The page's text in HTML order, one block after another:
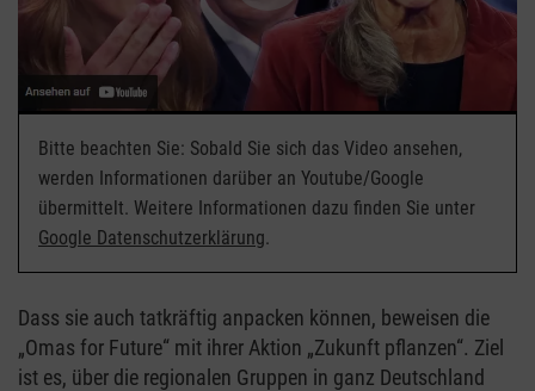
Bitte beachten Sie: Sobald Sie sich das Video ansehen,
werden Informationen darüber an Youtube/Google
übermittelt. Weitere Informationen dazu finden Sie unter
Google Datenschutzerklärung.
Dass sie auch tatkräftig anpacken können, beweisen die
„Omas for Future“ mit ihrer Aktion „Zukunft pflanzen“. Ziel
ist es, über die regionalen Gruppen in ganz Deutschland